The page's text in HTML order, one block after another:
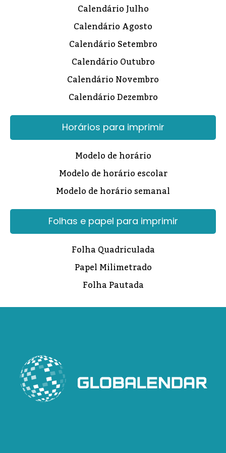
Calendário Julho
Calendário Agosto
Calendário Setembro
Calendário Outubro
Calendário Novembro
Calendário Dezembro
Horários para imprimir
Modelo de horário
Modelo de horário escolar
Modelo de horário semanal
Folhas e papel para imprimir
Folha Quadriculada
Papel Milimetrado
Folha Pautada